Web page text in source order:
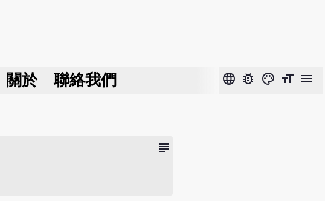
關於 聯絡我們 language bug_report color_lens format_size menu
subject